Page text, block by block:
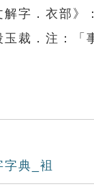
解字．衣部》
裁．注：「
典_袓